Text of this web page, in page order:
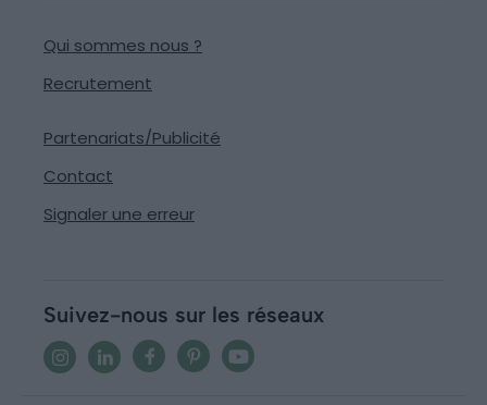
Qui sommes nous ?
Recrutement
Partenariats/Publicité
Contact
Signaler une erreur
Suivez-nous sur les réseaux